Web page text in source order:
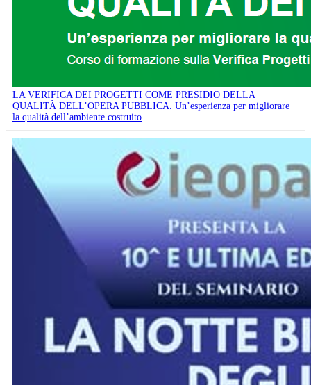
LA VERIFICA DEI PROGETTI COME PRESIDIO DELLA
QUALITÀ DELL’OPERA PUBBLICA. Un’esperienza per migliorare
la qualità dell’ambiente costruito